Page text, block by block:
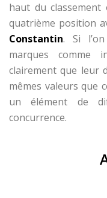
haut du
quatrième position
Constantin. Si
marques comme
clairement que leur
mêmes valeurs que
un élément de
concurrence.